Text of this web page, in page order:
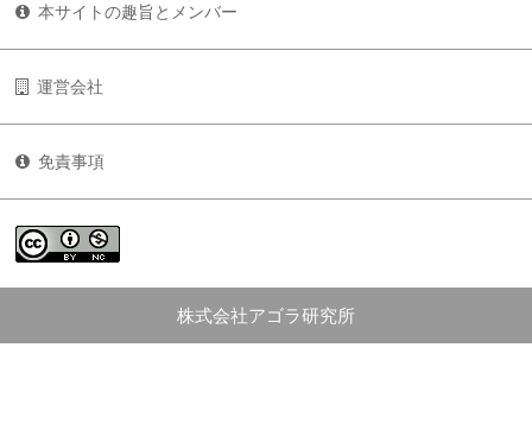
本サイトの趣旨とメンバー
運営会社
免責事項
株式会社アゴラ研究所